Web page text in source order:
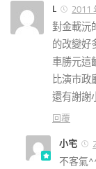
L 2011
對金載沅
的改變好
車勝元這
比演市政
還有謝謝
回覆
小宅
不客氣